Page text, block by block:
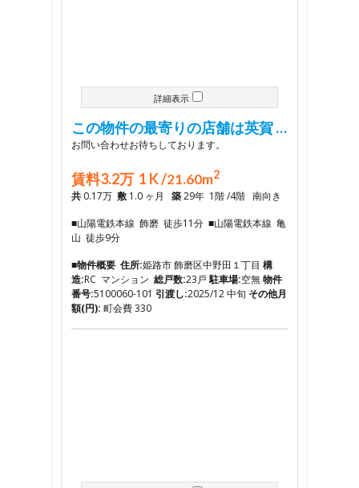
詳細表示
この物件の最寄りの店舗は英賀 …
お問い合わせお待ちしております。
賃料3.2万 1 K /21.60m2
共 0.17万 敷 1.0 ヶ月 築29年 1階 /4階 南向き
■山陽電鉄本線 飾磨 徒歩11分 ■山陽電鉄本線 亀
山 徒歩9分
■物件概要 住所:姫路市 飾磨区中野田１丁目 構
造:RC マンション 総戸数:23戸駐車場:空無物件
番号:5100060-101 引渡し:2025/12 中旬 その他月
額(円): 町会費 330